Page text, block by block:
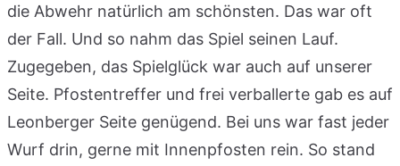
die Abwehr natürlich am schönsten. Das war oft
der Fall. Und so nahm das Spiel seinen Lauf.
Zugegeben, das Spielglück war auch auf unserer
Seite. Pfostentreffer und frei verballerte gab es auf
Leonberger Seite genügend. Bei uns war fast jeder
Wurf drin, gerne mit Innenpfosten rein. So stand